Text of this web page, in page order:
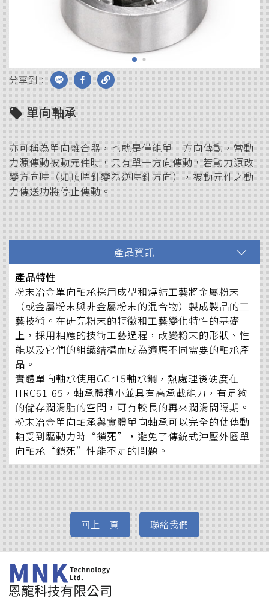
分享到：
local_offer單向軸承
亦可稱為單向離合器，也就是僅能單一方向傳動，當動
力源傳動被動元件時，只有單一方向傳動，若動力源改
變方向時（如順時針變為逆時針方向），被動元件之動
力傳送功將停止傳動。
產品資訊
產品特性
粉末冶金單向軸承採用成型和燒結工藝將金屬粉末
（或金屬粉末與非金屬粉末的混合物）製成製品的工
藝技術。在研究粉末的特徵和工藝變化特性的基礎
上，採用相應的技術工藝過程，改變粉末的形狀、性
能以及它們的組織结構而成為適應不同需要的軸承產
品。
實體單向軸承使用GCr15軸承鋼，熱處理後硬度在
HRC61-65，軸承體積小並具有高承載能力，有足夠
的儲存潤滑脂的空間，可有較長的再來潤滑間隔期。
粉末冶金單向軸承與實體單向軸承可以完全的使傳動
軸受到驅動力時“鎖死”，避免了傳統式沖壓外圈單
向軸承“鎖死”性能不足的問題。